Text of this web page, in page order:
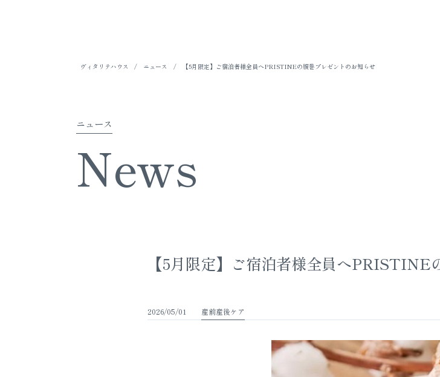
ヴィタリテハウス / ニュース / 【5月限定】ご宿泊者様全員へPRISTINEの腹巻プレゼントのお知らせ
ニュース
News
【5月限定】ご宿泊者様全員へPRISTINE
2026/05/01 産前産後ケア